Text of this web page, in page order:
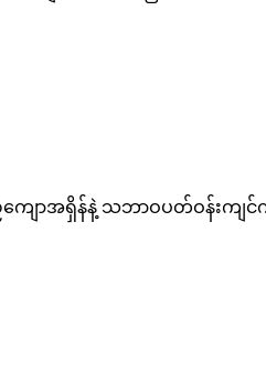
ကျောအရှိန်နဲ့ သဘာဝပတ်ဝန်းကျ